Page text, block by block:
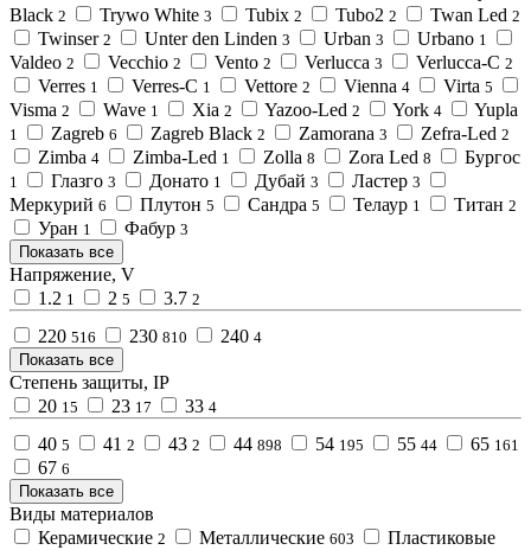
Black 2 Trywo White 3 Tubix 2 Tubo2 2 Twan Led 2
Twinser 2 Unter den Linden 3 Urban 3 Urbano 1
Valdeo 2 Vecchio 2 Vento 2 Verlucca 3 Verlucca-C 2
Verres 1 Verres-C 1 Vettore 2 Vienna 4 Virta 5
Visma 2 Wave 1 Xia 2 Yazoo-Led 2 York 4 Yupla
1 Zagreb 6 Zagreb Black 2 Zamorana 3 Zefra-Led 2
Zimba 4 Zimba-Led 1 Zolla 8 Zora Led 8 Бургос
1 Глазго 3 Донато 1 Дубай 3 Ластер 3
Меркурий 6 Плутон 5 Сандра 5 Телаур 1 Титан 2
Уран 1 Фабур 3
Показать все
Напряжение, V
1.2 1 2 5 3.7 2
220 516 230 810 240 4
Показать все
Степень защиты, IP
20 15 23 17 33 4
40 5 41 2 43 2 44 898 54 195 55 44 65 161
67 6
Показать все
Виды материалов
Керамические 2 Металлические 603 Пластиковые